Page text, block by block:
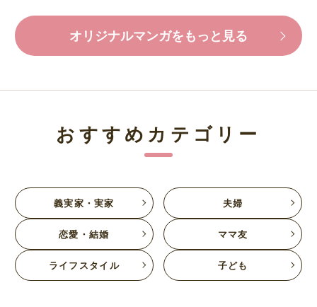
オリジナルマンガをもっと見る
おすすめカテゴリー
義実家・実家 夫婦
恋愛・結婚 ママ友
ライフスタイル 子ども